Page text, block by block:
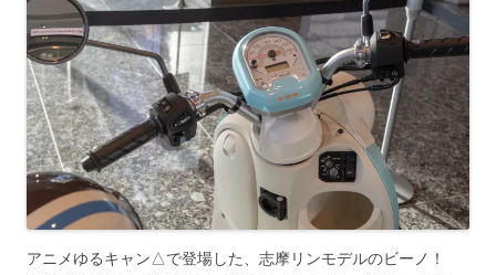
アニメゆるキャン△で登場した、志摩リンモデルのビーノ！